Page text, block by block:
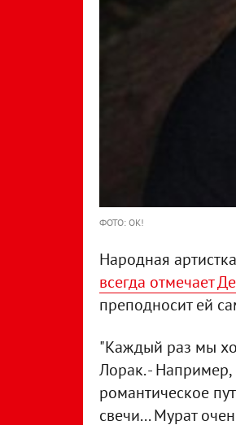
ФОТО: ОК!
Народная
всегда отмечает
преподносит ей
"Каждый раз мы
Лорак. - Например,
романтическое
свечи... Мурат